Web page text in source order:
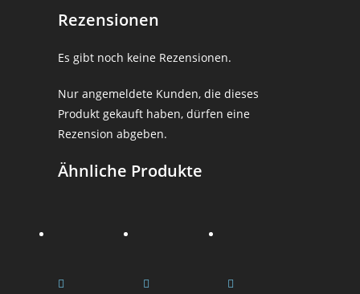
Rezensionen
Es gibt noch keine Rezensionen.
Nur angemeldete Kunden, die dieses
Produkt gekauft haben, dürfen eine
Rezension abgeben.
Ähnliche Produkte